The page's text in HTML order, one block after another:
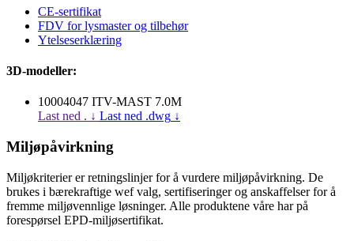
CE-sertifikat
FDV for lysmaster og tilbehør
Ytelseserklæring
3D-modeller:
10004047 ITV-MAST 7.0M
Last ned . ↓ Last ned .dwg ↓
Miljøpåvirkning
Miljøkriterier er retningslinjer for å vurdere miljøpåvirkning. De
brukes i bærekraftige wef valg, sertifiseringer og anskaffelser for å
fremme miljøvennlige løsninger. Alle produktene våre har på
forespørsel EPD-miljøsertifikat.